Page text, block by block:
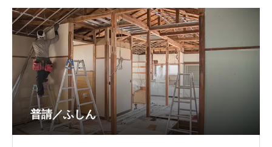
普請／ふしん